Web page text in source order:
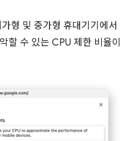
형 및 중가형 휴대기기에서
할 수 있는 CPU 제한 비율이